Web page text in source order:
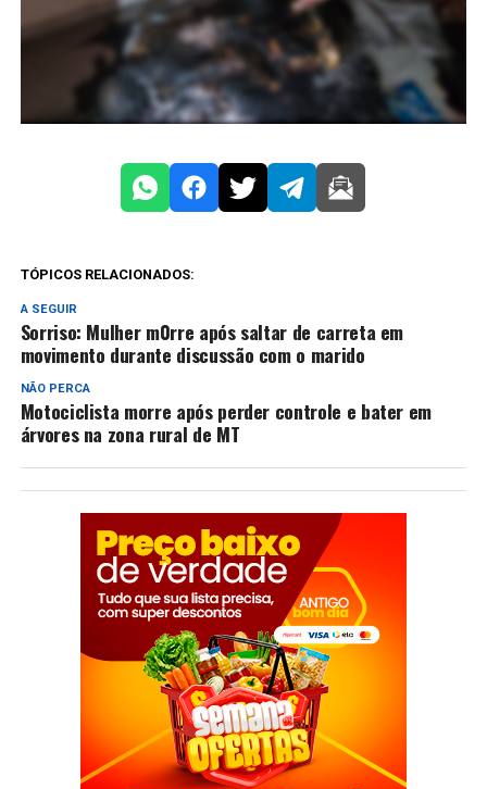
TÓPICOS RELACIONADOS:
A SEGUIR
Sorriso: Mulher m0rre após saltar de carreta em
movimento durante discussão com o marido
NÃO PERCA
Motociclista morre após perder controle e bater em
árvores na zona rural de MT